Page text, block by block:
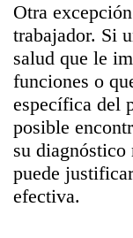
Otra
trabajador. Si
salud que le
funciones o
específica del
posible
su diagnóstico
puede
efectiva.